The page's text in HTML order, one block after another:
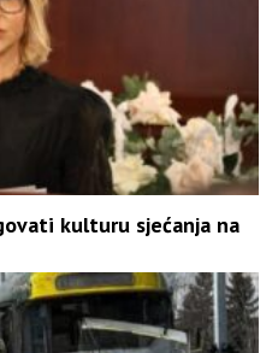
kulturu sjećanja na